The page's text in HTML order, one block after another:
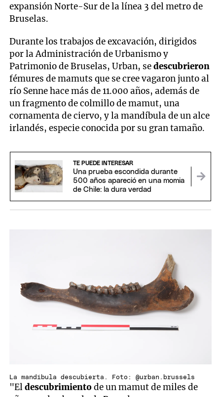
expansión Norte-Sur de la línea 3 del metro de
Bruselas.
Durante los trabajos de excavación, dirigidos
por la Administración de Urbanismo y
Patrimonio de Bruselas, Urban, sedescubrieron
fémures de mamuts que se cree vagaron junto al
río Senne hace más de 11.000 años, además de
un fragmento de colmillo de mamut, una
cornamenta de ciervo, y la mandíbula de un alce
irlandés, especie conocida por su gran tamaño.
TE PUEDE INTERESAR
Una prueba escondida durante
500 años apareció en una momia
de Chile: la dura verdad
La mandíbula descubierta. Foto: @urban.brussels
"Eldescubrimientode un mamut de miles de